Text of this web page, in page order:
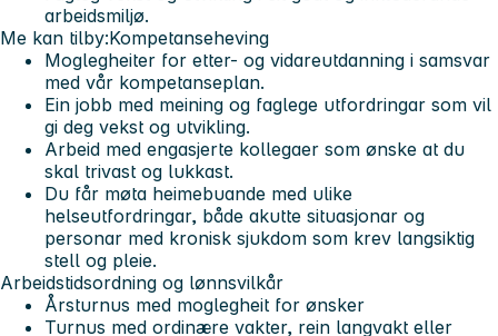
arbeidsmiljø.
Me kan tilby:Kompetanseheving
Moglegheiter for etter- og vidareutdanning i samsvar
med vår kompetanseplan.
Ein jobb med meining og faglege utfordringar som vil
gi deg vekst og utvikling.
Arbeid med engasjerte kollegaer som ønske at du
skal trivast og lukkast.
Du får møta heimebuande med ulike
helseutfordringar, både akutte situasjonar og
personar med kronisk sjukdom som krev langsiktig
stell og pleie.
Arbeidstidsordning og lønnsvilkår
Årsturnus med moglegheit for ønsker
Turnus med ordinære vakter, rein langvakt eller